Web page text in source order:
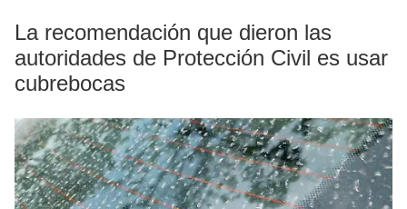
La recomendación que dieron las
autoridades de Protección Civil es usar
cubrebocas